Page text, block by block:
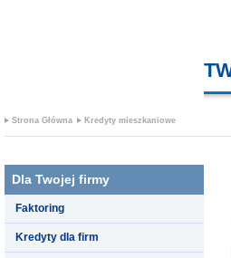
Strona Główna Kredyty mieszkaniowe
Dla Twojej firmy
Faktoring
Kredyty dla firm